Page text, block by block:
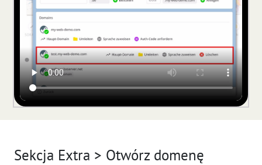
Sekcja Extra > Otwórz domenę